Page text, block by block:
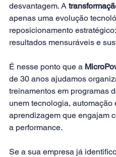
desvantagem. A
apenas uma evolução
reposicionamento
resultados mensuráveis e
É nesse ponto que a
de 30 anos ajudamos
treinamentos em programas
unem tecnologia, automação
aprendizagem que engajam
a performance.
Se a sua empresa já